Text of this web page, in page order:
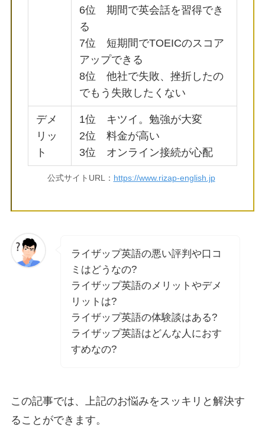
6位 期間で英会話を習得でき
る
7位 短期間でTOEICのスコア
アップできる
8位 他社で失敗、挫折したの
でもう失敗したくない
デメ
リッ
ト
1位 キツイ。勉強が大変
2位 料金が高い
3位 オンライン接続が心配
公式サイトURL： https://www.rizap-english.jp
ライザップ英語の悪い評判や口コ
ミはどうなの?
ライザップ英語のメリットやデメ
リットは?
ライザップ英語の体験談はある?
ライザップ英語はどんな人におす
すめなの?
この記事では、上記のお悩みをスッキリと解決す
ることができます。